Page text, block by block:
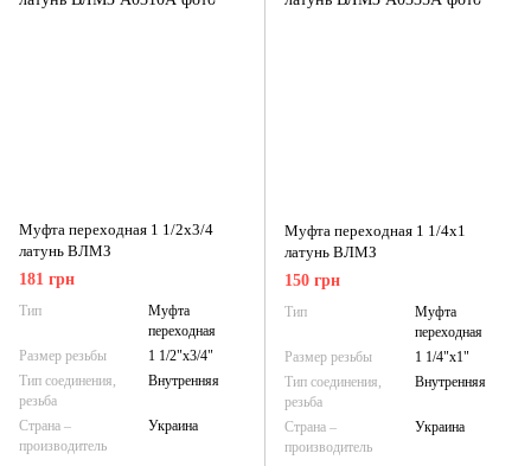
Муфта переходная 1 1/2х3/4
латунь ВЛМЗ
181 грн
Тип
Муфта
переходная
Размер резьбы
1 1/2"х3/4"
Тип соединения,
резьба
Внутренняя
Страна –
производитель
Украина
Муфта переходная 1 1/4х1
латунь ВЛМЗ
150 грн
Тип
Муфта
переходная
Размер резьбы
1 1/4"х1"
Тип соединения,
резьба
Внутренняя
Страна –
производитель
Украина